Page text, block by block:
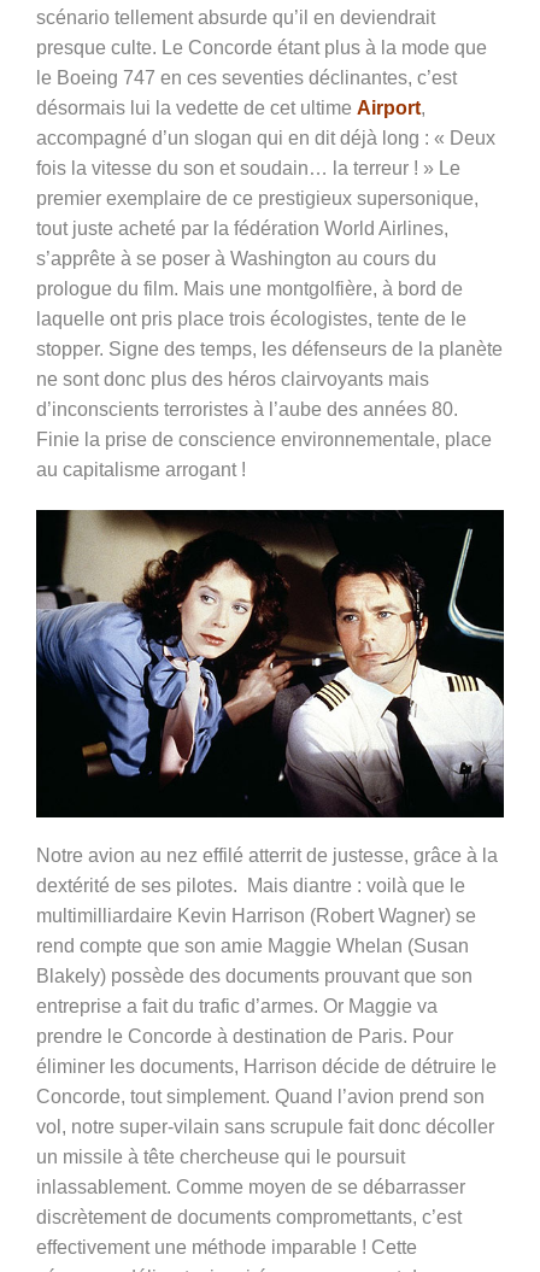
scénario tellement absurde qu’il en deviendrait
presque culte. Le Concorde étant plus à la mode que
le Boeing 747 en ces seventies déclinantes, c’est
désormais lui la vedette de cet ultime Airport,
accompagné d’un slogan qui en dit déjà long : « Deux
fois la vitesse du son et soudain… la terreur ! » Le
premier exemplaire de ce prestigieux supersonique,
tout juste acheté par la fédération World Airlines,
s’apprête à se poser à Washington au cours du
prologue du film. Mais une montgolfière, à bord de
laquelle ont pris place trois écologistes, tente de le
stopper. Signe des temps, les défenseurs de la planète
ne sont donc plus des héros clairvoyants mais
d’inconscients terroristes à l’aube des années 80.
Finie la prise de conscience environnementale, place
au capitalisme arrogant !
Notre avion au nez effilé atterrit de justesse, grâce à la
dextérité de ses pilotes. Mais diantre : voilà que le
multimilliardaire Kevin Harrison (Robert Wagner) se
rend compte que son amie Maggie Whelan (Susan
Blakely) possède des documents prouvant que son
entreprise a fait du trafic d’armes. Or Maggie va
prendre le Concorde à destination de Paris. Pour
éliminer les documents, Harrison décide de détruire le
Concorde, tout simplement. Quand l’avion prend son
vol, notre super-vilain sans scrupule fait donc décoller
un missile à tête chercheuse qui le poursuit
inlassablement. Comme moyen de se débarrasser
discrètement de documents compromettants, c’est
effectivement une méthode imparable ! Cette